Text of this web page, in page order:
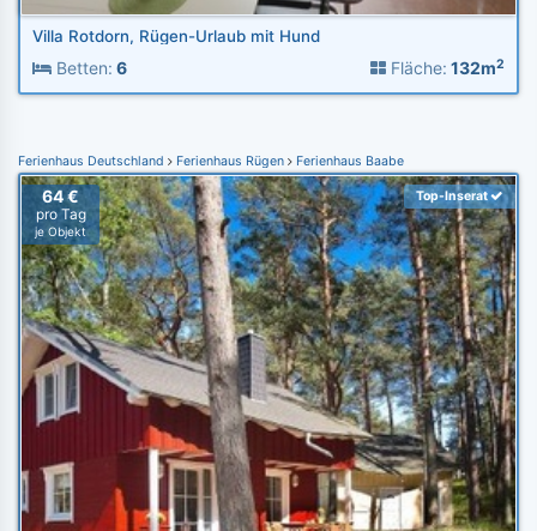
Villa Rotdorn, Rügen-Urlaub mit Hund
Betten: 6 Fläche: 132m2
Ferienhaus Deutschland Ferienhaus Rügen Ferienhaus Baabe
64 €
pro Tag
je Objekt
Top-Inserat